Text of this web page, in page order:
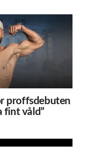
proffsdebuten
fint våld”